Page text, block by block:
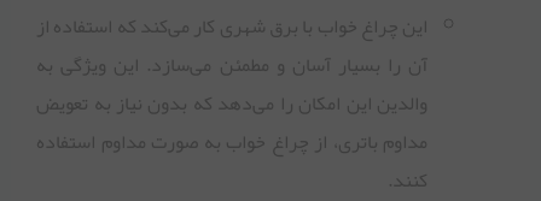
این چراغ خواب با برق شهری کار می‌کند که استفاده از
آن را بسیار آسان و مطمئن می‌سازد. این ویژگی به
والدین این امکان را می‌دهد که بدون نیاز به تعویض
مداوم باتری، از چراغ خواب به صورت مداوم استفاده
کنند.